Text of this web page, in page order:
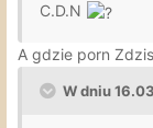
C.D.N
A gdzie porn
W dniu